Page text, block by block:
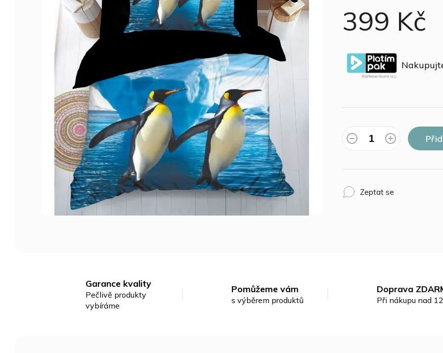
399 Kč
cena:
Zeptat se
Garance kvality
Pečlivě produkty
vybíráme
Pomůžeme vám
s výběrem produktů
Doprava
Při nákupu nad